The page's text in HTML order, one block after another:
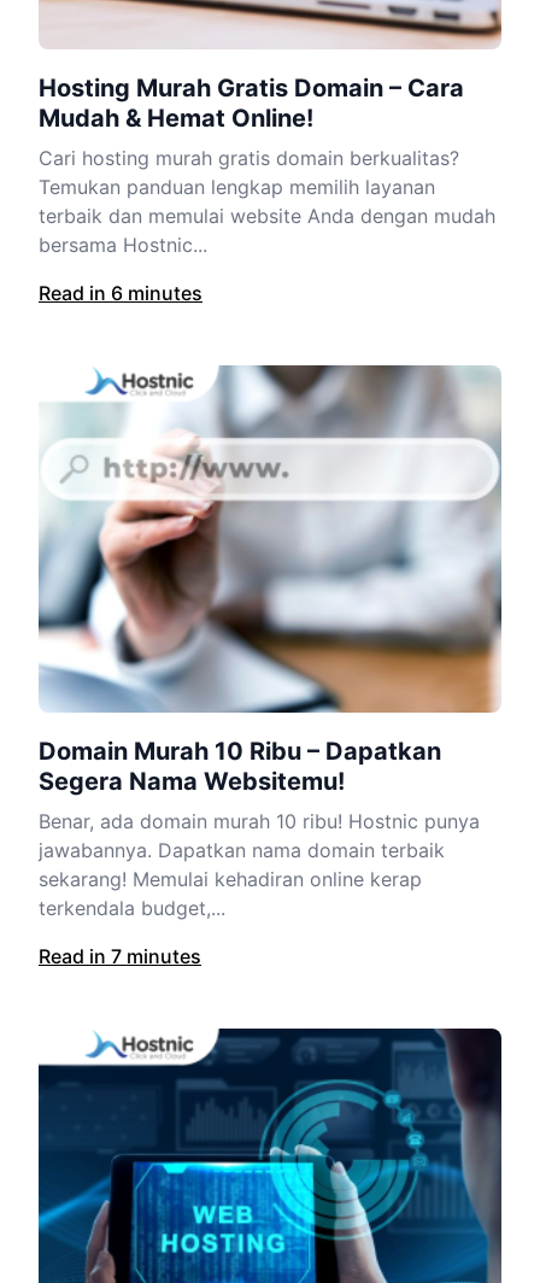
Hosting Murah Gratis Domain – Cara
Mudah & Hemat Online!
Cari hosting murah gratis domain berkualitas?
Temukan panduan lengkap memilih layanan
terbaik dan memulai website Anda dengan mudah
bersama Hostnic...
Read in 6 minutes
Domain Murah 10 Ribu – Dapatkan
Segera Nama Websitemu!
Benar, ada domain murah 10 ribu! Hostnic punya
jawabannya. Dapatkan nama domain terbaik
sekarang! Memulai kehadiran online kerap
terkendala budget,...
Read in 7 minutes